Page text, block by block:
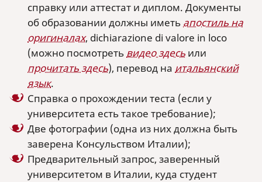
справку или аттестат и диплом. Документы
об образовании должны иметь апостиль на
оригиналах, dichiarazione di valore in loco
(можно посмотреть видео здесь или
прочитать здесь), перевод на итальянский
язык.
Справка о прохождении теста (если у
университета есть такое требование);
Две фотографии (одна из них должна быть
заверена Консульством Италии);
Предварительный запрос, заверенный
университетом в Италии, куда студент